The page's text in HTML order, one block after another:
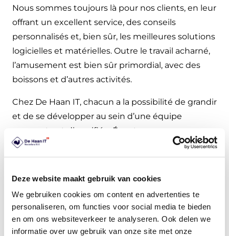
Deze website maakt gebruik van cookies
We gebruiken cookies om content en advertenties te
personaliseren, om functies voor social media te bieden
en om ons websiteverkeer te analyseren. Ook delen we
informatie over uw gebruik van onze site met onze
Nous sommes toujours là pour nos clients, en leur
offrant un excellent service, des conseils
personnalisés et, bien sûr, les meilleures solutions
logicielles et matérielles. Outre le travail acharné,
l’amusement est bien sûr primordial, avec des
boissons et d’autres activités.
Chez De Haan IT, chacun a la possibilité de grandir
et de se développer au sein d’une équipe
amusante et diversifiée. Écoutez ce que nos
collaborateurs ont à dire !
Rejoignez l’équipe !
Vous aussi, vous êtes passionné par notre histoire
et vous voulez aider nos clients à se développer
grâce à des solutions innovantes en matière de